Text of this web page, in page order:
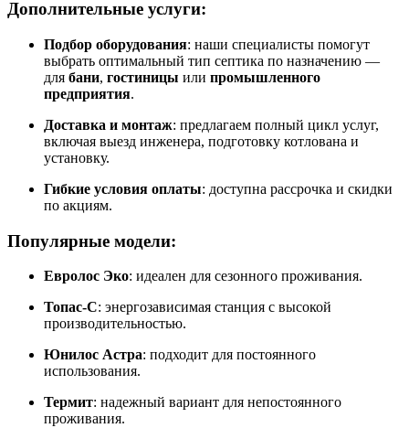
Дополнительные услуги:
Подбор оборудования: наши специалисты помогут
выбрать оптимальный тип септика по назначению —
для бани, гостиницы или промышленного
предприятия.
Доставка и монтаж: предлагаем полный цикл услуг,
включая выезд инженера, подготовку котлована и
установку.
Гибкие условия оплаты: доступна рассрочка и скидки
по акциям.
Популярные модели:
Евролос Эко: идеален для сезонного проживания.
Топас-С: энергозависимая станция с высокой
производительностью.
Юнилос Астра: подходит для постоянного
использования.
Термит: надежный вариант для непостоянного
проживания.